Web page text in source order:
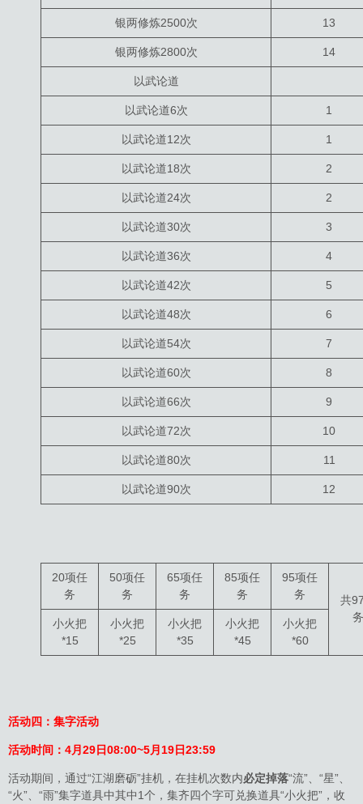
银两修炼2500次 13
银两修炼2800次 14
以武论道
以武论道6次 1
以武论道12次 1
以武论道18次 2
以武论道24次 2
以武论道30次 3
以武论道36次 4
以武论道42次 5
以武论道48次 6
以武论道54次 7
以武论道60次 8
以武论道66次 9
以武论道72次 10
以武论道80次 11
以武论道90次 12
20项任
务
50项任
务
65项任
务
85项任
务
95项任
务
共
务
小火把
*15
小火把
*25
小火把
*35
小火把
*45
小火把
*60
活动四：集字活动
活动时间： 4月29日08:00~5月19日23:59
活动期间，通过“江湖磨砺”挂机，在挂机次数内必定掉落“流”、“星”、
“火”、“雨”集字道具中其中1个，集齐四个字可兑换道具“小火把”，收